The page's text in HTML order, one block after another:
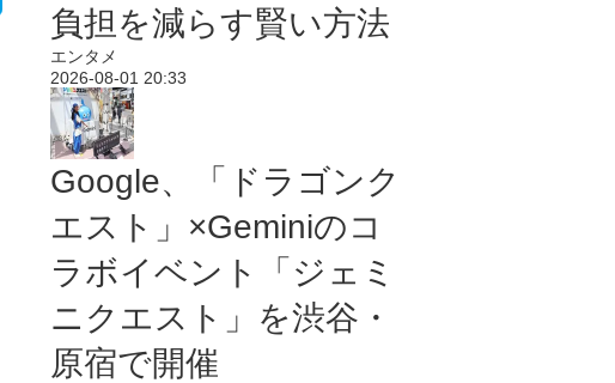
負担を減らす賢い方法
エンタメ
2026-08-01 20:33
Google、「ドラゴンク
エスト」×Geminiのコ
ラボイベント「ジェミ
ニクエスト」を渋谷・
原宿で開催